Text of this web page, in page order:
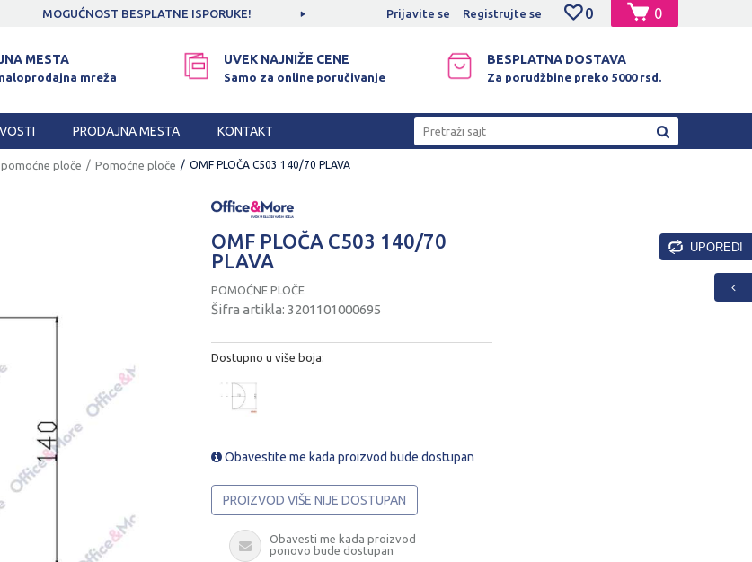
MOGUĆNOST BESPLATNE ISPORUKE! SIGURNO PLAĆANJE PLATNIM KARTICAMA! 0
0
Prijavite se Registrujte se
MESTA
mreža
UVEK NAJNIŽE CENE
Samo za online poručivanje
BESPLATNA DOSTAVA
Za porudžbine preko 5000 rsd.
PRODAJNA MESTA KONTAKT Pretraži sajt
ploče Pomoćne ploče OMF PLOČA C503 140/70 PLAVA
OMF PLOČA C503 140/70
PLAVA
POMOĆNE PLOČE
Šifra artikla: 3201101000695
Dostupno u više boja:
Obavestite me kada proizvod bude dostupan
PROIZVOD VIŠE NIJE DOSTUPAN
Obavesti me kada proizvod
ponovo bude dostupan
UPOREDI